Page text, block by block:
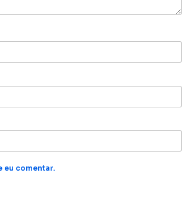
eu comentar.